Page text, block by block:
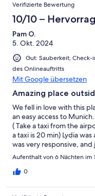
Verifizierte Bewertung
10/10 –
Pam O.
5. Okt. 2024
Gut: Sauberkeit,
des Onlineauftritts
Mit Google übersetzen
Amazing place
We fell in love with this
an easy access to
( Take a taxi from the
a taxi is 20 min) Lydia
was very responsive, and
beautiful!!! So modern
porch. So peaceful out
Germany, but some days
Aufenthalt von 6 Nächten
0